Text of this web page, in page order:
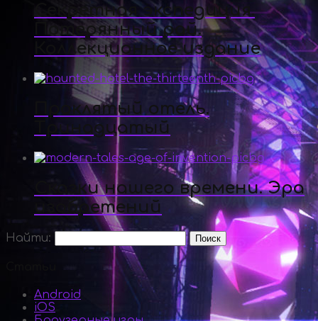
Секретная экспедиция.
Потерянный рай.
Коллекционное издание
Проклятый отель.
Тринадцатый
Сказки нашего времени. Эра
изобретений
Найти:
Android
iOS